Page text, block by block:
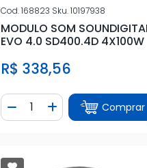
Cod.168823 Sku.10197938
MODULO SOM
EVO 4.0 SD400.4D 4X100W
R$ 338,56
Diminuir Quantidade
Quantidade
Adicionar Comprar